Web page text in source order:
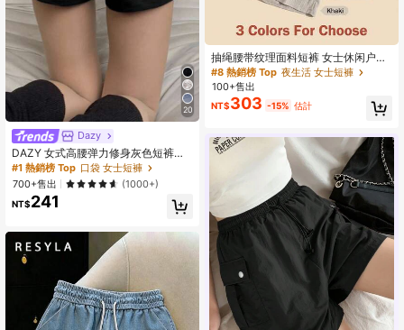
20
Dazy
DAZY 女式高腰弹力修身灰色短裤秋
季
#1 熱銷榜 Top 口袋 女士短褲
700+售出
(1000+)
NT$241
抽绳腰带纹理面料短裤 女士休闲户外
运动宽松短裤 夏季
#8 熱銷榜 Top 夜生活 女士短褲
100+售出
NT$303 -15% 估計